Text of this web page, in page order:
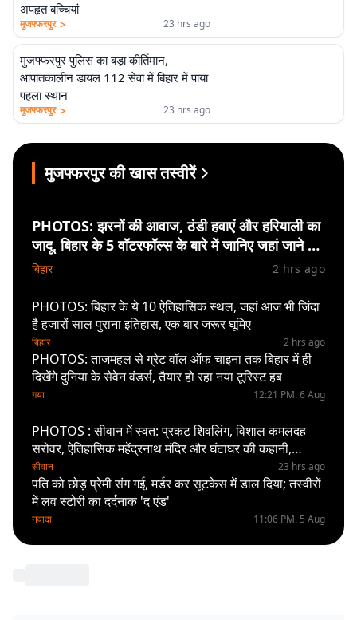
अपहृत बच्चियां
मुजफ्फरपुर > 23 hrs ago
मुजफ्फरपुर पुलिस का बड़ा कीर्तिमान,
आपातकालीन डायल 112 सेवा में बिहार में पाया
पहला स्थान
मुजफ्फरपुर > 23 hrs ago
मुजफ्फरपुर की खास तस्वीरें
PHOTOS: झरनों की आवाज, ठंडी हवाएं और हरियाली का
जादू, बिहार के 5 वॉटरफॉल्स के बारे में जानिए जहां जाने से
खुद को रोक नहीं पायेंगे
बिहार 2 hrs ago
PHOTOS: बिहार के ये 10 ऐतिहासिक स्थल, जहां आज भी जिंदा
है हजारों साल पुराना इतिहास, एक बार जरूर घूमिए
बिहार 2 hrs ago
PHOTOS: ताजमहल से ग्रेट वॉल ऑफ चाइना तक बिहार में ही
दिखेंगे दुनिया के सेवेन वंडर्स, तैयार हो रहा नया टूरिस्ट हब
गया 12:21 PM. 6 Aug
PHOTOS : सीवान में स्वत: प्रकट शिवलिंग, विशाल कमलदह
सरोवर, ऐतिहासिक महेंद्रनाथ मंदिर और घंटाघर की कहानी,
तस्वीरों में देखिए
सीवान 23 hrs ago
पति को छोड़ प्रेमी संग गई, मर्डर कर सूटकेस में डाल दिया; तस्वीरों
में लव स्टोरी का दर्दनाक 'द एंड'
नवादा 11:06 PM. 5 Aug